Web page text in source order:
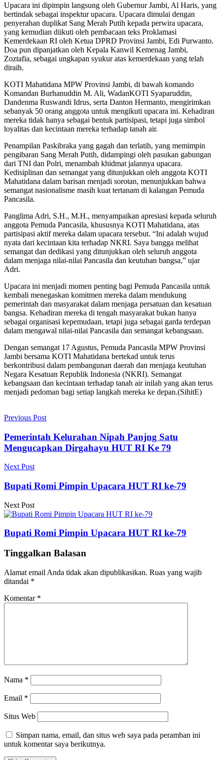
Upacara ini dipimpin langsung oleh Gubernur Jambi, Al Haris, yang
bertindak sebagai inspektur upacara. Upacara dimulai dengan
penyerahan duplikat Sang Merah Putih kepada perwira upacara,
yang kemudian diikuti oleh pembacaan teks Proklamasi
Kemerdekaan RI oleh Ketua DPRD Provinsi Jambi, Edi Purwanto.
Doa pun dipanjatkan oleh Kepala Kanwil Kemenag Jambi,
Zoztafia, sebagai ungkapan syukur atas kemerdekaan yang telah
diraih.
KOTI Mahatidana MPW Provinsi Jambi, di bawah komando
Komandan Burhanuddin M. Ali, WadanKOTI Syaparuddin,
Dandenma Ruswandi Idrus, serta Danton Hermanto, mengirimkan
sebanyak 50 orang anggota untuk mengikuti upacara ini. Kehadiran
mereka tidak hanya sebagai bentuk partisipasi, tetapi juga simbol
loyalitas dan kecintaan mereka terhadap tanah air.
Penampilan Paskibraka yang gagah dan terlatih, yang memimpin
pengibaran Sang Merah Putih, didampingi oleh pasukan gabungan
dari TNI dan Polri, menambah khidmat jalannya upacara.
Kedisiplinan dan semangat yang ditunjukkan oleh anggota KOTI
Mahatidana dalam barisan menjadi sorotan, menunjukkan bahwa
semangat nasionalisme masih kuat tertanam di kalangan Pemuda
Pancasila.
Panglima Adri, S.H., M.H., menyampaikan apresiasi kepada seluruh
anggota Pemuda Pancasila, khususnya KOTI Mahatidana, atas
partisipasi aktif mereka dalam upacara tersebut. “Ini adalah wujud
nyata dari kecintaan kita terhadap NKRI. Saya bangga melihat
semangat dan dedikasi yang ditunjukkan oleh seluruh anggota
dalam menjaga nilai-nilai Pancasila dan keutuhan bangsa,” ujar
Adri.
Upacara ini menjadi momen penting bagi Pemuda Pancasila untuk
kembali menegaskan komitmen mereka dalam mendukung
pemerintah dan masyarakat dalam menjaga persatuan dan kesatuan
bangsa. Kehadiran mereka di tengah masyarakat bukan hanya
sebagai organisasi kepemudaan, tetapi juga sebagai garda terdepan
dalam mengawal nilai-nilai Pancasila dan semangat kebangsaan.
Dengan semangat 17 Agustus, Pemuda Pancasila MPW Provinsi
Jambi bersama KOTI Mahatidana bertekad untuk terus
berkontribusi dalam pembangunan daerah dan menjaga keutuhan
Negara Kesatuan Republik Indonesia (NKRI). Semangat
kebangsaan dan kecintaan terhadap tanah air inilah yang akan terus
menjadi pedoman bagi setiap langkah mereka ke depan.(SihitE)
Previous Post
Pemerintah Kelurahan Nipah Panjng Satu
Mengucapkan Dirgahayu HUT RI Ke 79
Next Post
Bupati Romi Pimpin Upacara HUT RI ke-79
Next Post
Bupati Romi Pimpin Upacara HUT RI ke-79
Tinggalkan Balasan
Alamat email Anda tidak akan dipublikasikan. Ruas yang wajib
ditandai *
Komentar *
Nama *
Email *
Situs Web
Simpan nama, email, dan situs web saya pada peramban ini
untuk komentar saya berikutnya.